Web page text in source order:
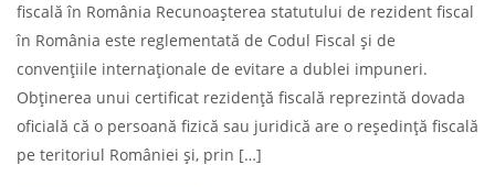
fiscală în România Recunoașterea statutului de rezident fiscal
în România este reglementată de Codul Fiscal și de
convențiile internaționale de evitare a dublei impuneri.
Obținerea unui certificat rezidență fiscală reprezintă dovada
oficială că o persoană fizică sau juridică are o reședință fiscală
pe teritoriul României și, prin […]